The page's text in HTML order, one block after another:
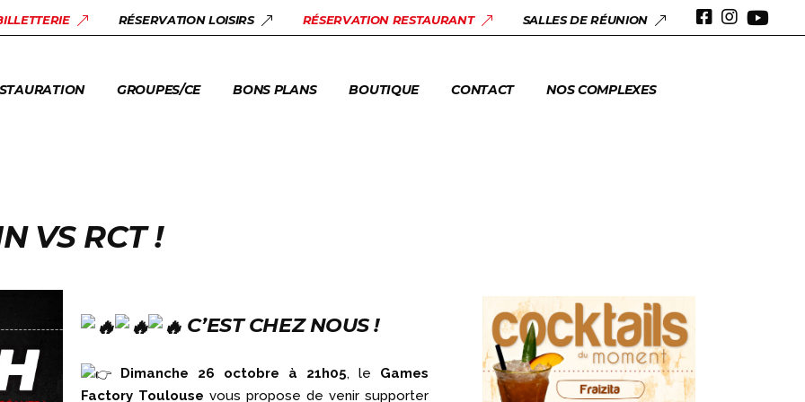
RÉSERVATION LOISIRS RÉSERVATION RESTAURANT SALLES DE RÉUNION
GROUPES/CE
CENTRES DE LOISIRS
ASSOCIATIONS
BONS PLANS BOUTIQUE CONTACT NOS COMPLEXES
URBEX
SALLES DE RÉUNION
CENTRES DE LOISIRS
BONS PLANS
LOISIRS & ANNIVERSAIRES
VS RCT !
C’EST CHEZ NOUS !
Dimanche 26 octobre à 21h05, le Games
Factory Toulouse vous propose de venir supporter